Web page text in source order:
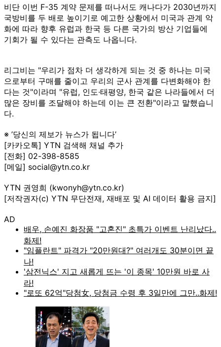
비단 이번 F-35 계약 문제를 떠나서도 캐나다가 2030년까지
국방비를 두 배로 높이기로 예고한 상황에서 미국과 관계 악
화에 따라 향후 유럽과 한국 등 다른 국가의 방산 기업들에
기회가 될 수 있다는 관측도 나옵니다.
리그비는 "우리가 점차 더 생각하게 되는 것 중 하나는 미국
으로부터 구매를 줄이고 우리의 군사 관계를 다변화해야 한
다는 것"이라며 "유럽, 인도·태평양, 한국 같은 나라들에서 더
많은 장비를 조달해야 하는데 이는 큰 전환"이라고 말했습니
다.
※ ’당신의 제보가 뉴스가 됩니다’
[카카오톡] YTN 검색해 채널 추가
[전화] 02-398-8585
[메일] social@ytn.co.kr
YTN 권영희 (kwonyh@ytn.co.kr)
[저작권자(c) YTN 무단전재, 재배포 및 AI 데이터 활용 금지]
AD